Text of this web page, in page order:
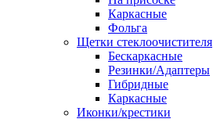
Каркасные
Фольга
Щетки стеклоочистителя
Бескаркасные
Резинки/Адаптеры
Гибридные
Каркасные
Иконки/крестики